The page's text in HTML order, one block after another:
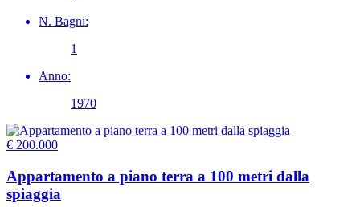
N. Bagni:
1
Anno:
1970
€ 200.000
Appartamento a piano terra a 100 metri dalla
spiaggia